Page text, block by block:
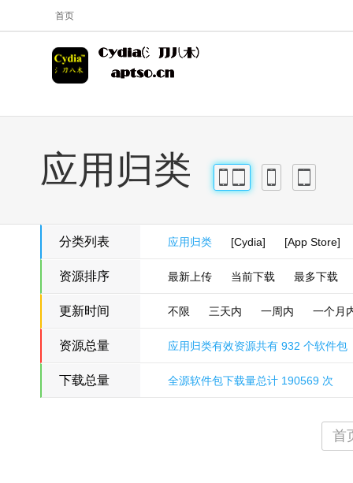
首页
应用归类
分类列表 应用归类 [Cydia] [App Store]
资源排序 最新上传 当前下载 最多下载
更新时间 不限 三天内 一周内 一个月
资源总量 应用归类有效资源共有 932 个软件包
下载总量 全源软件包下载量总计 190569 次
首